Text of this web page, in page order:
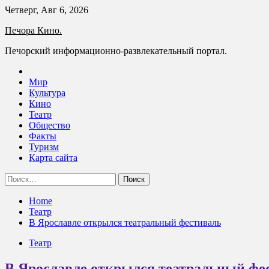
Skip
content
Четверг, Авг 6, 2026
Печора Кино.
Печорский информационно-развлекательный портал.
Мир
Культура
Кино
Театр
Общество
Факты
Туризм
Карта сайта
Найти:
Home
Театр
В Ярославле открылся театральный фестиваль
Театр